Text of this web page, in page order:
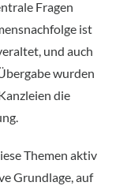
Fragen
ist
und auch
wurden
die
Themen aktiv
Grundlage, auf